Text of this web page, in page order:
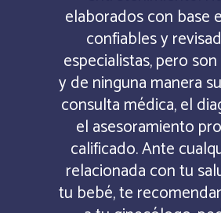
elaborados con base
confiables y
especialistas, pero
y de ninguna manera
consulta médica, el
el asesoramiento
calificado. Ante
relacionada con tu
tu bebé, te